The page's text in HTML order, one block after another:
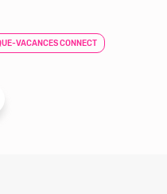
VACANCES CONNECT